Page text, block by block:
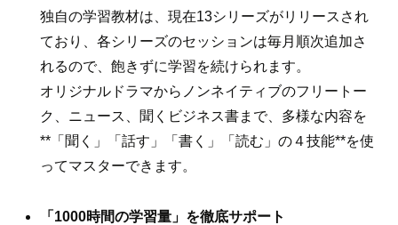
独自の学習教材は、現在13シリーズがリリースされ
ており、各シリーズのセッションは毎月順次追加さ
れるので、飽きずに学習を続けられます。
オリジナルドラマからノンネイティブのフリートー
ク、ニュース、聞くビジネス書まで、多様な内容を
**「聞く」「話す」「書く」「読む」の４技能**を使
ってマスターできます。
「1000時間の学習量」を徹底サポート